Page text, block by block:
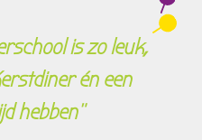
is zo leuk,
én een
hebben"